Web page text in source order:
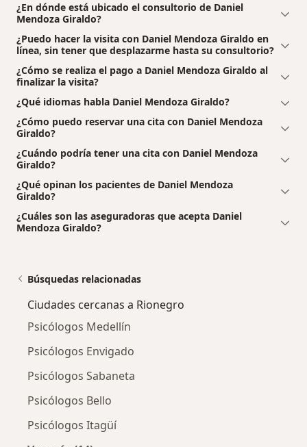
¿En dónde está ubicado el consultorio de Daniel
Mendoza Giraldo?
¿Puedo hacer la visita con Daniel Mendoza Giraldo en
línea, sin tener que desplazarme hasta su consultorio?
¿Cómo se realiza el pago a Daniel Mendoza Giraldo al
finalizar la visita?
¿Qué idiomas habla Daniel Mendoza Giraldo?
¿Cómo puedo reservar una cita con Daniel Mendoza
Giraldo?
¿Cuándo podría tener una cita con Daniel Mendoza
Giraldo?
¿Qué opinan los pacientes de Daniel Mendoza
Giraldo?
¿Cuáles son las aseguradoras que acepta Daniel
Mendoza Giraldo?
Búsquedas relacionadas
Ciudades cercanas a Rionegro
Psicólogos Medellín
Psicólogos Envigado
Psicólogos Sabaneta
Psicólogos Bello
Psicólogos Itagüí